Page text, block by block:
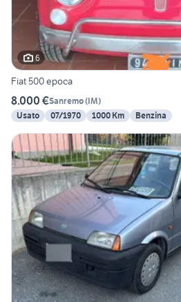
6
Fiat 500 epoca
8.000 €Sanremo(IM)
Usato
07/1970 1000 Km Benzina